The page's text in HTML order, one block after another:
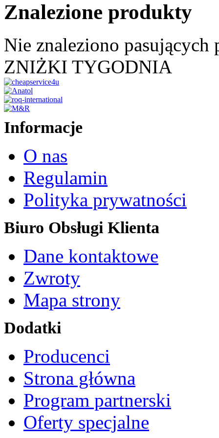
Znalezione produkty
Nie znaleziono pasujących
ZNIŻKI TYGODNIA
Informacje
O nas
Regulamin
Polityka prywatności
Biuro Obsługi Klienta
Dane kontaktowe
Zwroty
Mapa strony
Dodatki
Producenci
Strona główna
Program partnerski
Oferty specjalne